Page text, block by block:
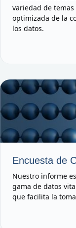
variedad de
optimizada de la
los datos.
Encuesta de
Nuestro informe
gama de datos
que facilita la